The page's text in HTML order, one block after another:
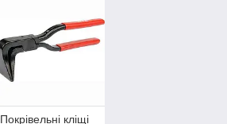
Покрівельні кліщі